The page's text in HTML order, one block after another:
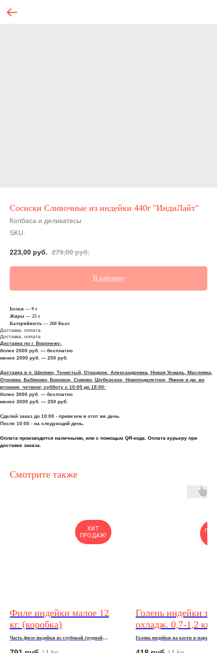
Сосиски Сливочные из индейки 440г "ИндиЛайт"
Колбаса и деликатесы
SKU:
223,00 руб. 279,00 руб.
В корзину
Белки — 9 г
Жиры — 25 г
Калорийность — 260 Ккал
Доставка, оплата
Доставка, оплата
Доставка по г. Воронежу:
более 2000 руб. — бесплатно
менее 2000 руб. — 250 руб.
Доставка в п. Шилово, Тенистый, Отрадное, Александровка, Новая Усмань, Масловка,
Отрожка, Бабяково, Боровое, Сомово, Шуберское, Новоподклетное, Ямное и др. во
вторник, четверг, субботу с 10:00 до 18:00:
более 3000 руб. — бесплатно
менее 3000 руб. — 250 руб.
Сделай заказ до 10:00 - привезем в этот же день.
После 10:00 - на следующий день.
Оплата производится наличными, или с помощью QR-кода. Оплата курьеру при
доставке заказа.
Смотрите также
ХИТ
ПРОДАЖ!
Филе индейки малое 12
кг. (коробка)
Часть филе индейки из глубокой грудной
Голень индейки
охладж. 0,7-1,2 кг
вак.упак.
Голень индейки на кости в